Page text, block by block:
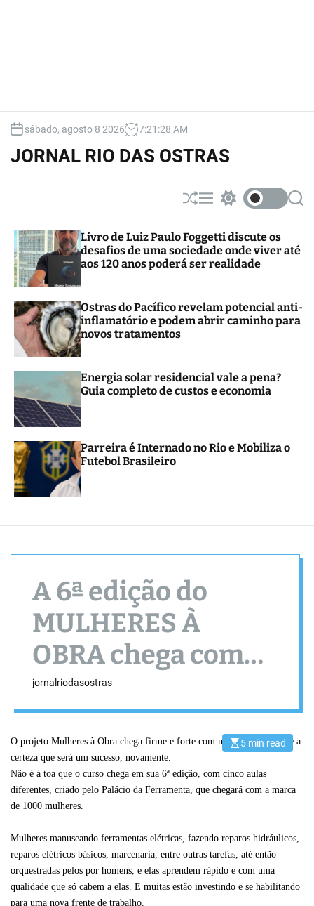
sábado, agosto 8 2026 7:21 :29 AM
JORNAL RIO DAS OSTRAS
S
h
ff
l
e
M
e
u
w
t
c
h
o
r
e
S
e
c
Livro de Luiz Paulo Foggetti discute os
desafios de uma sociedade onde viver até
aos 120 anos poderá ser realidade
Ostras do Pacífico revelam potencial anti-
inflamatório e podem abrir caminho para
novos tratamentos
Energia solar residencial vale a pena?
Guia completo de custos e economia
Parreira é Internado no Rio e Mobiliza o
Futebol Brasileiro
A 6ª edição do
MULHERES À
OBRA chega com
novidades
jornalriodasostras
E
i
m
a
r
e
a
t
i
5 min read
O projeto Mulheres à Obra chega firme e forte com mais uma edição, e a
certeza que será um sucesso, novamente.
Não é à toa que o curso chega em sua 6ª edição, com cinco aulas
diferentes, criado pelo Palácio da Ferramenta, que chegará com a marca
de 1000 mulheres.
Mulheres manuseando ferramentas elétricas, fazendo reparos hidráulicos,
reparos elétricos básicos, marcenaria, entre outras tarefas, até então
orquestradas pelos por homens, e elas aprendem rápido e com uma
qualidade que só cabem a elas. E muitas estão investindo e se habilitando
para uma nova frente de trabalho.